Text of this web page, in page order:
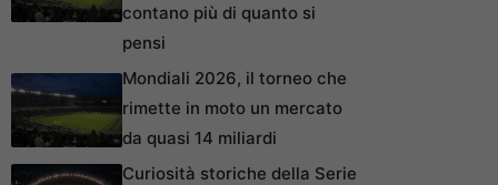
contano più di quanto si
pensi
Mondiali 2026, il torneo che
rimette in moto un mercato
da quasi 14 miliardi
Curiosità storiche della Serie